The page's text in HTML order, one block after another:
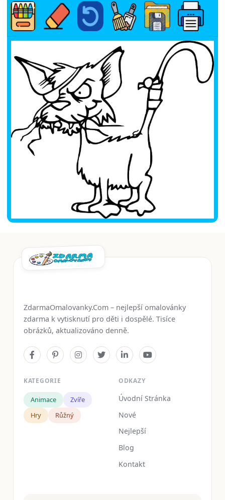
ZdarmaOmalovanky.Com – nejlepší omalovánky
zdarma k vytisknutí pro děti i dospělé. Tisíce
obrázků, aktualizováno denně.
KATEGORIE
Animace
Zvíře
Hry
Růžný
ODKAZY
Úvodní Stránka
Nové
Nejlepší
Blog
Kontakt